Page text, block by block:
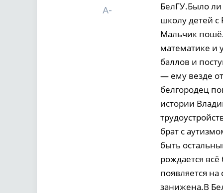
A-
БелГУ.Было ли
школу детей с
Мальчик
математике и
баллов и
— ему везде
белгородец
истории
брат с
быть
рождается
появляется на
занижена.В